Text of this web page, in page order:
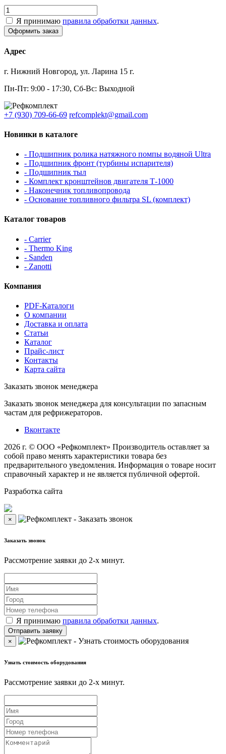
Я принимаю правила обработки данных.
Адрес
г. Нижний Новгород, ул. Ларина 15 г.
Пн-Пт: 9:00 - 17:30, Сб-Вс: Выходной
+7 (930) 709-66-69 refcomplekt@gmail.com
Новинки в каталоге
- Подшипник ролика натяжного помпы водяной Ultra
- Подшипник фронт (турбины испарителя)
- Подшипник тыл
- Комплект кронштейнов двигателя Т-1000
- Наконечник топливопровода
- Основание топливного фильтра SL (комплект)
Каталог товаров
- Carrier
- Thermo King
- Sanden
- Zanotti
Компания
PDF-Каталоги
О компании
Доставка и оплата
Статьи
Каталог
Прайс-лист
Контакты
Карта сайта
Заказать звонок менеджера
Заказать звонок менеджера для консультации по запасным
частам для рефрижераторов.
Вконтакте
2026 г. © ООО «Рефкомплект» Производитель оставляет за
собой право менять характеристики товара без
предварительного уведомления. Информация о товаре носит
справочный характер и не является публичной офертой.
Разработка сайта
×
Заказать звонок
Рассмотрение заявки до 2-x минут.
Я принимаю правила обработки данных.
×
Узнать стоимость оборудования
Рассмотрение заявки до 2-x минут.